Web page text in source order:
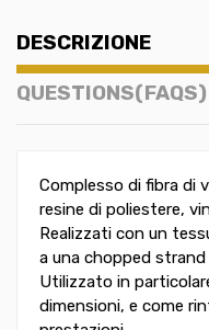
DESCRIZIONE
QUESTIONS(FAQS)
Complesso di fibra di
resine di poliestere,
Realizzati con un
a una chopped
Utilizzato in
dimensioni, e come